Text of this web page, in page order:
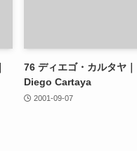
76 ディエゴ・カルタヤ｜
Diego Cartaya
2001-09-07